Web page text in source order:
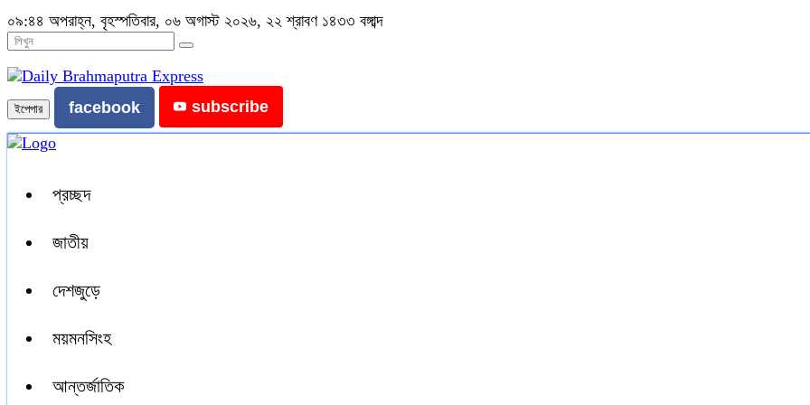
০৯:৪৪ অপরাহ্ন, বৃহস্পতিবার, ০৬ অগাস্ট ২০২৬, ২২ শ্রাবণ ১৪৩৩ বঙ্গাব্দ
ইপেপার facebook subscribe
প্রচ্ছদ
জাতীয়
দেশজুড়ে
ময়মনসিংহ
আন্তর্জাতিক